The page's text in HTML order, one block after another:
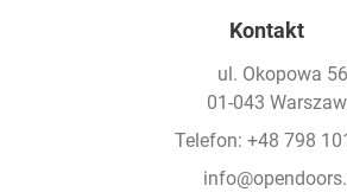
Kontakt
ul. Okopowa 56
01-043
Telefon: +48 798